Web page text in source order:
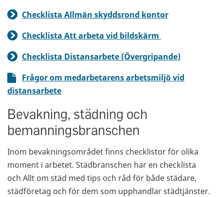
Checklista Allmän skyddsrond kontor
Checklista Att arbeta vid bildskärm
Checklista Distansarbete (Övergripande)
Frågor om medarbetarens arbetsmiljö vid
distansarbete
Bevakning, städning och
bemanningsbranschen
Inom bevakningsområdet finns checklistor för olika
moment i arbetet. Städbranschen har en checklista
och Allt om städ med tips och råd för både städare,
städföretag och för dem som upphandlar städtjänster.